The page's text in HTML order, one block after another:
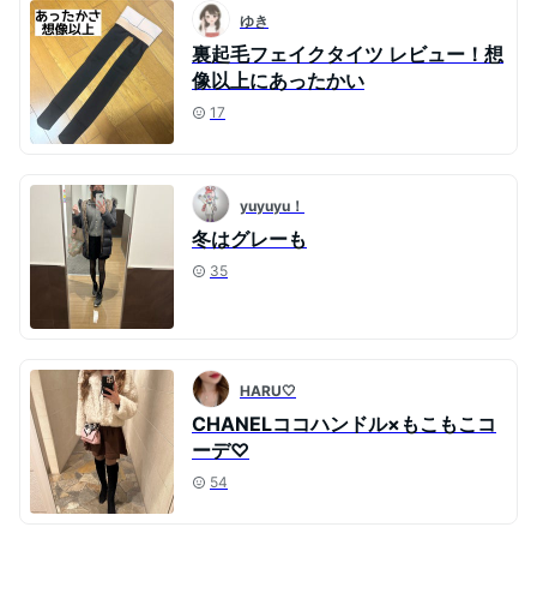
ゆき
裏起毛フェイクタイツ レビュー！想
像以上にあったかい
17
yuyuyu！
冬はグレーも
35
HARU🤍
CHANELココハンドル×もこもこコ
ーデ♡
54